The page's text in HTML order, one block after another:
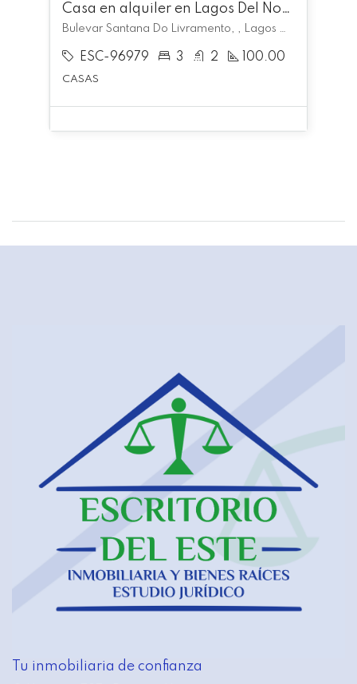
Casa en alquiler en Lagos Del Norte
ESC-96979 3 2 100.00
CASAS
Tu inmobiliaria de confianza